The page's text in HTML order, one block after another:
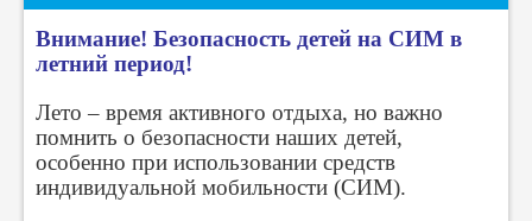
Внимание! Безопасность детей на СИМ в
летний период!
Лето – время активного отдыха, но важно
помнить о безопасности наших детей,
особенно при использовании средств
индивидуальной мобильности (СИМ).